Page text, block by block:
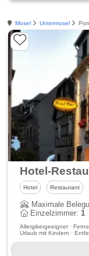
Mosel Untermosel
Hotel-
Hotel Restaurant
Maximale
Einzelzimmer:1
Allergikergeeignet ·
Urlaub mit Kindern ·